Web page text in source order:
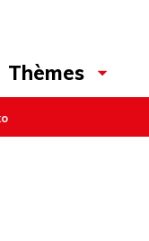
Thèmes